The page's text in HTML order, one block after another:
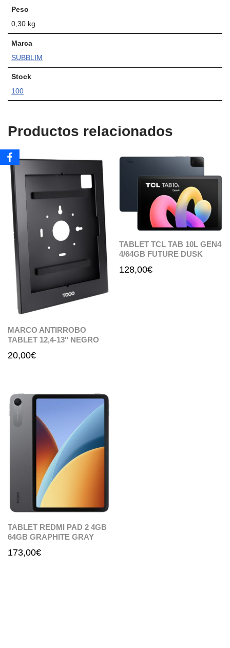
Peso
0,30 kg
Marca
SUBBLIM
Stock
100
Productos relacionados
MARCO ANTIRROBO
TABLET 12,4-13″ NEGRO
20,00€
TABLET TCL TAB 10L GEN4
4/64GB FUTURE DUSK
128,00€
TABLET REDMI PAD 2 4GB
64GB GRAPHITE GRAY
173,00€